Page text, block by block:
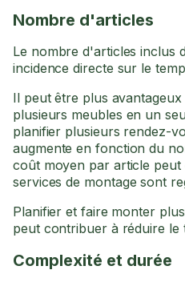
Nombre d'articles
Le nombre d'articles inclus
incidence directe sur le
Il peut être plus
plusieurs meubles en un
planifier plusieurs rendez-
augmente en fonction du
coût moyen par article
services de montage sont
Planifier et faire monter
peut contribuer à réduire le
Complexité et durée